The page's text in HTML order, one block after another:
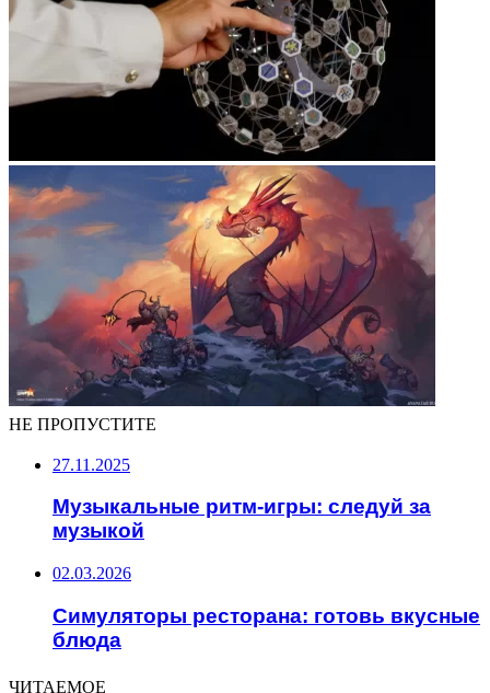
НЕ ПРОПУСТИТЕ
27.11.2025
Музыкальные ритм-игры: следуй за
музыкой
02.03.2026
Симуляторы ресторана: готовь вкусные
блюда
ЧИТАЕМОЕ